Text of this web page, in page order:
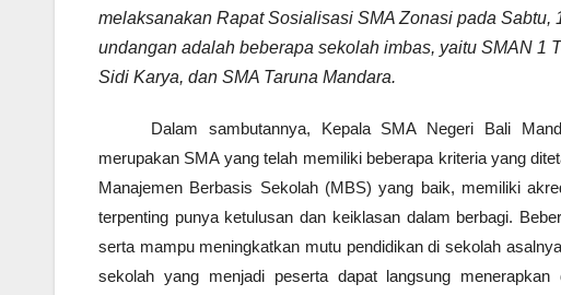
melaksanakan Rapat Sosialisasi SMA Zonasi pada
undangan adalah beberapa sekolah imbas, yaitu SMAN 1
Sidi Karya, dan SMA Taruna Mandara.
Dalam sambutannya, Kepala SMA Negeri Bali
merupakan SMA yang telah memiliki beberapa kriteria yang
Manajemen Berbasis Sekolah (MBS) yang baik, memiliki
terpenting punya ketulusan dan keiklasan dalam berbagi.
serta mampu meningkatkan mutu pendidikan di sekolah
sekolah yang menjadi peserta dapat langsung